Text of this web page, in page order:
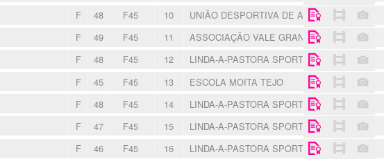
F 48 F45 10 UNIÃO DESPORTIVA DE ALFORNELOS
F 49 F45 11 ASSOCIAÇÃO VALE GRANDE
F 48 F45 12 LINDA-A-PASTORA SPORTING CLUBE
F 45 F45 13 ESCOLA MOITA TEJO
F 48 F45 14 LINDA-A-PASTORA SPORTING CLUBE
F 47 F45 15 LINDA-A-PASTORA SPORTING CLUBE
F 46 F45 16 LINDA-A-PASTORA SPORTING CLUBE